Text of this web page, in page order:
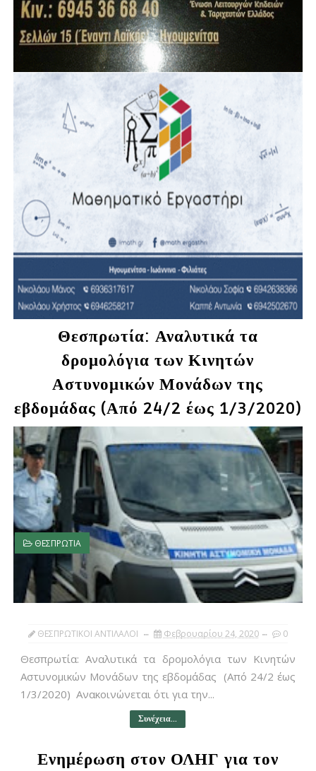
Θεσπρωτία: Αναλυτικά τα
δρομολόγια των Κινητών
Αστυνομικών Μονάδων της
εβδομάδας (Από 24/2 έως 1/3/2020)
ΘΕΣΠΡΩΤΙΑ
ΘΕΣΠΡΩΤΙΚΟΙ ΑΝΤΙΛΑΛΟΙ Φεβρουαρίου 24, 2020 0
Θεσπρωτία: Αναλυτικά τα δρομολόγια των Κινητών
Αστυνομικών Μονάδων της εβδομάδας (Από 24/2 έως
1/3/2020) Ανακοινώνεται ότι για την...
Συνέχεια...
Ενημέρωση στον ΟΛΗΓ για τον